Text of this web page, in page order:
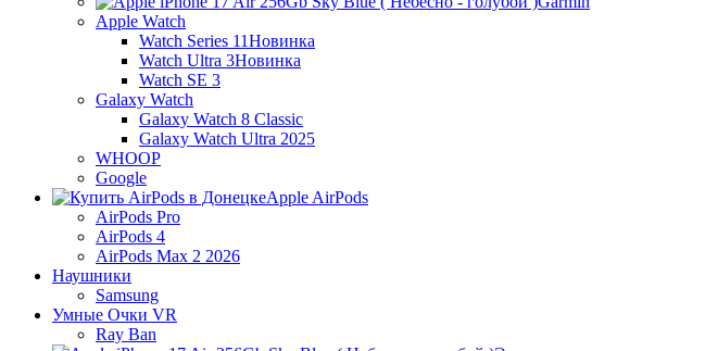
Apple Watch
Watch Series 11Новинка
Watch Ultra 3Новинка
Watch SE 3
Galaxy Watch
Galaxy Watch 8 Classic
Galaxy Watch Ultra 2025
WHOOP
Google
Apple AirPods
AirPods Pro
AirPods 4
AirPods Max 2 2026
Наушники
Samsung
Умные Очки VR
Ray Ban